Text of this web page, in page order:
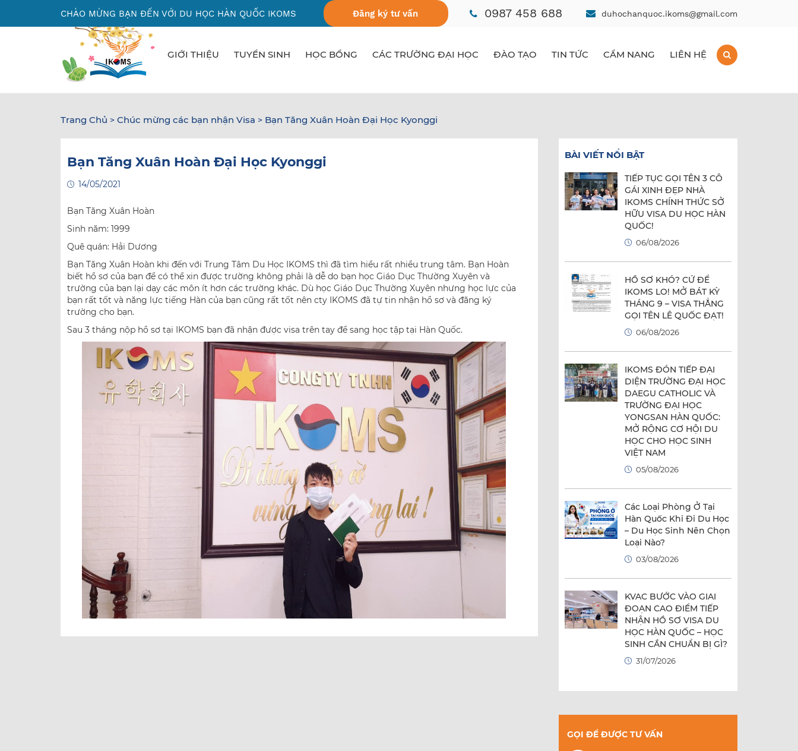
nội
CHÀO MỪNG BẠN ĐẾN VỚI DU HỌC HÀN QUỐC IKOMS Đăng ký tư vấn 0987 458 688 duhochanquoc.ikoms@gmail.com
GIỚI THIỆU TUYỂN SINH HỌC BỔNG CÁC TRƯỜNG ĐẠI HỌC ĐÀO TẠO TIN TỨC CẨM NANG LIÊN HỆ
Trang Chủ > Chúc mừng các bạn nhận Visa > Bạn Tăng Xuân Hoàn Đại Học Kyonggi
Bạn Tăng Xuân Hoàn Đại Học Kyonggi
14/05/2021
Bạn Tăng Xuân Hoàn
Sinh năm: 1999
Quê quán: Hải Dương
Bạn Tăng Xuân Hoàn khi đến với Trung Tâm Du Học IKOMS thì đã tìm hiểu rất nhiều trung tâm. Bạn Hoàn
biết hồ sơ của bạn để có thể xin được trường không phải là dễ do bạn học Giáo Dục Thường Xuyên và
trường của bạn lại dạy các môn ít hơn các trường khác. Dù học Giáo Dục Thường Xuyên nhưng học lực của
bạn rất tốt và năng lực tiếng Hàn của bạn cũng rất tốt nên cty IKOMS đã tự tin nhận hồ sơ và đăng ký
trường cho bạn.
Sau 3 tháng nộp hồ sơ tại IKOMS bạn đã nhận được visa trên tay để sang học tập tại Hàn Quốc.
BÀI VIẾT NỔI BẬT
TIẾP TỤC GỌI TÊN 3 CÔ
GÁI XINH ĐẸP NHÀ
IKOMS CHÍNH THỨC SỞ
HỮU VISA DU HỌC HÀN
QUỐC!
06/08/2026
HỒ SƠ KHÓ? CỨ ĐỂ
IKOMS LO! MỞ BÁT KỲ
THÁNG 9 – VISA THẲNG
GỌI TÊN LÊ QUỐC ĐẠT!
06/08/2026
IKOMS ĐÓN TIẾP ĐẠI
DIỆN TRƯỜNG ĐẠI HỌC
DAEGU CATHOLIC VÀ
TRƯỜNG ĐẠI HỌC
YONGSAN HÀN QUỐC:
MỞ RỘNG CƠ HỘI DU
HỌC CHO HỌC SINH
VIỆT NAM
05/08/2026
Các Loại Phòng Ở Tại
Hàn Quốc Khi Đi Du Học
– Du Học Sinh Nên Chọn
Loại Nào?
03/08/2026
KVAC BƯỚC VÀO GIAI
ĐOẠN CAO ĐIỂM TIẾP
NHẬN HỒ SƠ VISA DU
HỌC HÀN QUỐC – HỌC
SINH CẦN CHUẨN BỊ GÌ?
31/07/2026
GỌI ĐỂ ĐƯỢC TƯ VẤN